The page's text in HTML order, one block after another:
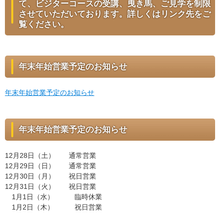
て、ビジターコースの受講、曳き馬、ご見学を制限
させていただいております。詳しくはリンク先をご
覧ください。
年末年始営業予定のお知らせ
年末年始営業予定のお知らせ
年末年始営業予定のお知らせ
12月28日（土） 通常営業
12月29日（日） 通常営業
12月30日（月） 祝日営業
12月31日（火） 祝日営業
1月1日（水） 臨時休業
1月2日（木） 祝日営業